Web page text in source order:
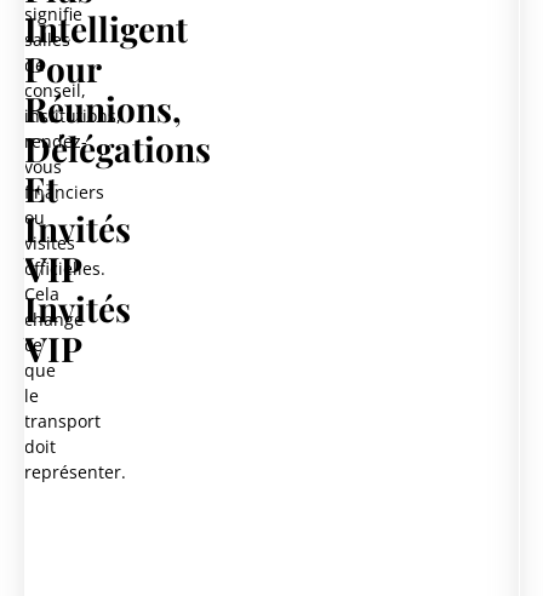
Intelligent
Pour
Réunions,
Délégations
Et
Invités
VIP
Invités
VIP
signifie
salles
de
conseil,
institutions,
rendez-
vous
financiers
ou
visites
officielles.
Cela
change
ce
que
le
transport
doit
représenter.